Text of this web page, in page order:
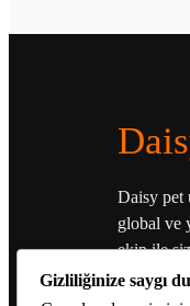
Daisy pet
global ve
ekip ile
Gizliliğinize saygı